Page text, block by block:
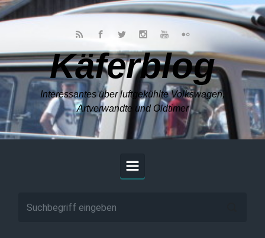
Zum Hauptinhalt springen
Käferblog
Interessantes über luftgekühlte Volkswagen,
Artverwandte und Oldtimer